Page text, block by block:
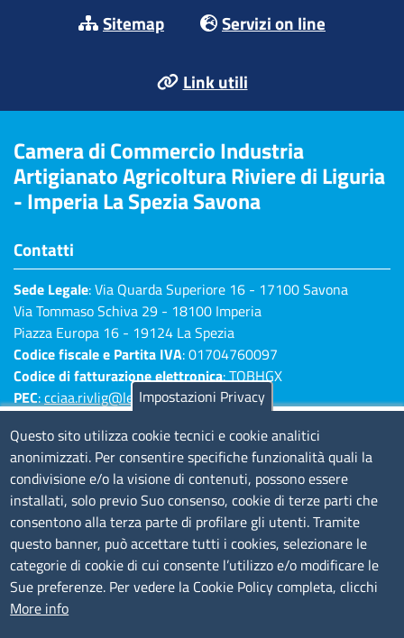
Sitemap Servizi on line
Link utili
Camera di Commercio Industria
Artigianato Agricoltura Riviere di Liguria
- Imperia La Spezia Savona
Contatti
Sede Legale: Via Quarda Superiore 16 - 17100 Savona
Via Tommaso Schiva 29 - 18100 Imperia
Piazza Europa 16 - 19124 La Spezia
Codice fiscale e Partita IVA: 01704760097
Codice di fatturazione elettronica: TQBHGX
PEC:cciaa.rivlig@legalmail.it
Imperia 0183 7931 - La Spezia 0187 7281
Amministrazione Trasparente
Consulta tutte le sezioni
Bilanci
Bandi di concorso
Procedimenti
Provvedimenti
Impostazioni Privacy
Questo sito utilizza cookie tecnici e cookie analitici
anonimizzati. Per consentire specifiche funzionalità quali la
condivisione e/o la visione di contenuti, possono essere
installati, solo previo Suo consenso, cookie di terze parti che
consentono alla terza parte di profilare gli utenti. Tramite
questo banner, può accettare tutti i cookies, selezionare le
categorie di cookie di cui consente l’utilizzo e/o modificare le
Sue preferenze. Per vedere la Cookie Policy completa, clicchi
More info